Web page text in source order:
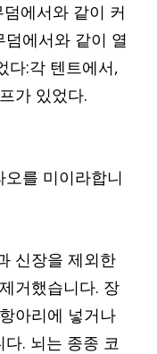
에서와 같이 커
에서와 같이 열
다:각 텐트에서,
가 있었다.
를 미이라합니
신장을 제외한
거했습니다. 장
아리에 넣거나
. 뇌는 종종 코